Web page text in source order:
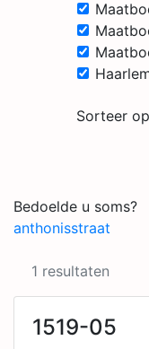
Sorteer
Bedoelde u soms?
anthonisstraat
1 resultaten
1519-05